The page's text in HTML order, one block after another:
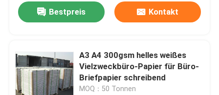
Riesige Thermopapier-Rolle
Positions-Thermopapier-Rolle
Thermische Etikettenpapier-Rolle
Bestpreis Kontakt
A3 A4 300gsm helles weißes
Vielzweckbüro-Papier für Büro-
Briefpapier schreibend
MOQ：50 Tonnen